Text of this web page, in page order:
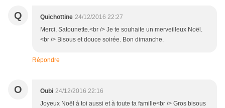
Q Quichottine 24/12/2016 22:27
Merci, Satounette.<br /> Je te souhaite un merveilleux Noël.
<br /> Bisous et douce soirée. Bon dimanche.
Répondre
O Oubi 24/12/2016 22:16
Joyeux Noël à toi aussi et à toute ta famille<br /> Gros bisous